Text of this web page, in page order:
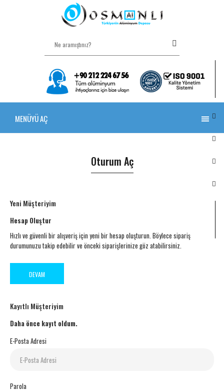
MENÜYÜ AÇ
Oturum Aç
Yeni Müşteriyim
Hesap Oluştur
Hızlı ve güvenli bir alışveriş için yeni bir hesap oluşturun. Böylece sipariş
durumunuzu takip edebilir ve önceki siparişlerinize göz atabilirsiniz.
DEVAM
Kayıtlı Müşteriyim
Daha önce kayıt oldum.
E-Posta Adresi
Parola